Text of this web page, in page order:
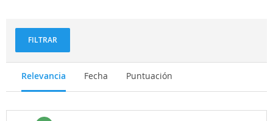
FILTRAR
Relevancia Fecha Puntuación